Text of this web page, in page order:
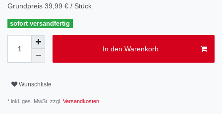
Grundpreis 39,99 € / Stück
sofort versandfertig
In den Warenkorb
Wunschliste
* inkl. ges. MwSt. zzgl. Versandkosten